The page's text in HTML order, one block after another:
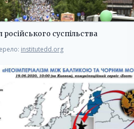
суспільства
institutedd.org